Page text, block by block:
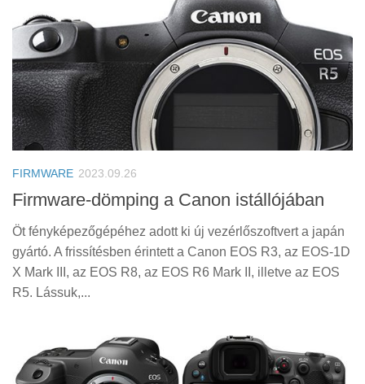
FIRMWARE 2023.09.26
Firmware-dömping a Canon istállójában
Öt fényképezőgépéhez adott ki új vezérlőszoftvert a japán
gyártó. A frissítésben érintett a Canon EOS R3, az EOS-1D
X Mark III, az EOS R8, az EOS R6 Mark II, illetve az EOS
R5. Lássuk,...